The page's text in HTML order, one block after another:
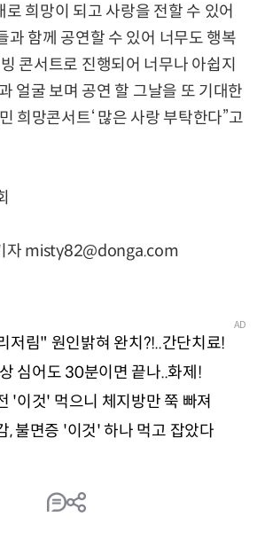
희망이 되고 사랑을 전할 수 있어
과 함께 공연할 수 있어 너무도 행복
콘서트로 진행되어 너무나 아쉽지
얼굴 보며 공연 할 그날을 또 기대한
희망콘서트‘ 많은 사랑 부탁한다”고
자 misty82@donga.com